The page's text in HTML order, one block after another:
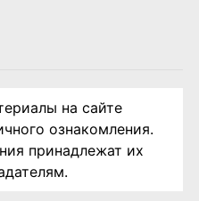
на сайте
ознакомления.
принадлежат их